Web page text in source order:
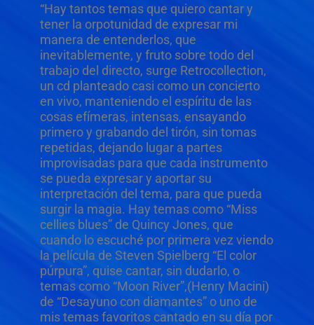
“Hay tantos temas que quiero cantar y
tener la orpotunidad de expresar mi
manera de entenderlos, que
inevitablemente, y fruto sobre todo del
trabajo del directo, surge Retrocollection,
un cd planteado casi como un concierto
en vivo, manteniendo el espíritu de las
cosas efímeras, intensas, ensayando
primero y grabando del tirón, sin tomas
repetidas, dejando lugar a partes
improvisadas para que cada instrumento
se pueda expresar y aportar su
interpretación del tema, para que pueda
surgir la magia. Hay temas como “Miss
cellies blues” de Quincy Jones, que
cuando lo escuché por primera vez viendo
la película de Steven Spielberg “El color
púrpura”, quise cantar, sin dudarlo, o
temas como “Moon River”,(Henry Macini)
de “Desayuno con diamantes” o uno de
mis temas favoritos cantado en su día por